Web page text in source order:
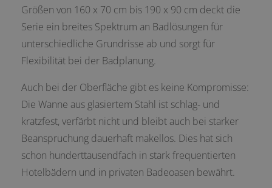
Größen von 160 x 70 cm bis 190 x 90 cm deckt die
Serie ein breites Spektrum an Badlösungen für
unterschiedliche Grundrisse ab und sorgt für
Flexibilität bei der Badplanung.
Auch bei der Oberfläche gibt es keine Kompromisse:
Die Wanne aus glasiertem Stahl ist schlag- und
kratzfest, verfärbt nicht und bleibt auch bei starker
Beanspruchung dauerhaft makellos. Dies hat sich
schon hunderttausendfach in stark frequentierten
Hotelbädern und in privaten Badeoasen bewährt.